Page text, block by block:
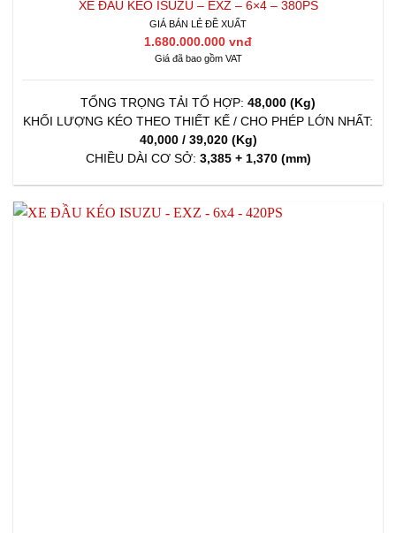
XE ĐẦU KÉO ISUZU – EXZ – 6×4 – 380PS
GIÁ BÁN LẺ ĐỀ XUẤT
1.680.000.000 vnđ
Giá đã bao gồm VAT
TỔNG TRỌNG TẢI TỔ HỢP: 48,000 (Kg)
KHỐI LƯỢNG KÉO THEO THIẾT KẾ / CHO PHÉP LỚN NHẤT:
40,000 / 39,020 (Kg)
CHIỀU DÀI CƠ SỞ: 3,385 + 1,370 (mm)